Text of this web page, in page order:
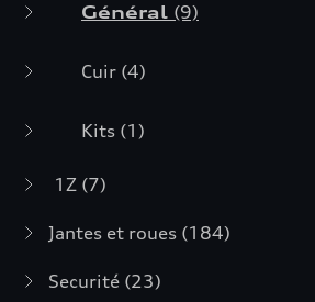
Général (9)
Cuir (4)
Kits (1)
1Z (7)
Jantes et roues (184)
Securité (23)